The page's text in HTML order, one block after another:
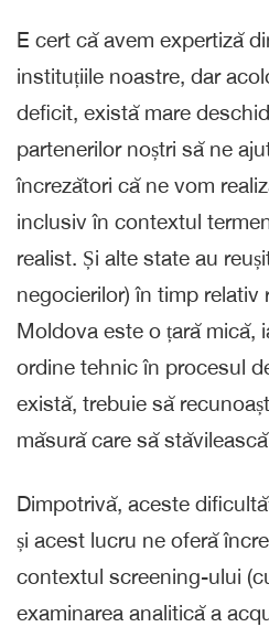
E cert că avem expertiză
instituțiile noastre, dar
deficit, există mare
partenerilor noștri să ne
încrezători că ne vom
inclusiv în contextul
realist. Și alte state au
negocierilor) în timp relativ
Moldova este o țară mică,
ordine tehnic în procesul
există, trebuie să
măsură care să
Dimpotrivă, aceste
și acest lucru ne oferă
contextul screening-ului
examinarea analitică a